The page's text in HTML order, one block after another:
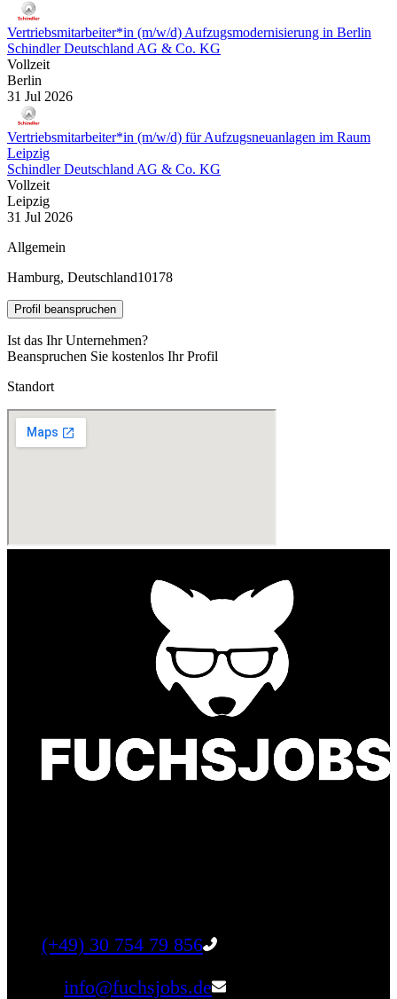
Vertriebsmitarbeiter*in (m/w/d) Aufzugsmodernisierung in Berlin
Schindler Deutschland AG & Co. KG
Vollzeit
Berlin
31 Jul 2026
Vertriebsmitarbeiter*in (m/w/d) für Aufzugsneuanlagen im Raum
Leipzig
Schindler Deutschland AG & Co. KG
Vollzeit
Leipzig
31 Jul 2026
Allgemein
Hamburg, Deutschland10178
Profil beanspruchen
Ist das Ihr Unternehmen?
Beanspruchen Sie kostenlos Ihr Profil
Standort
(+49) 30 754 79 856
info@fuchsjobs.de